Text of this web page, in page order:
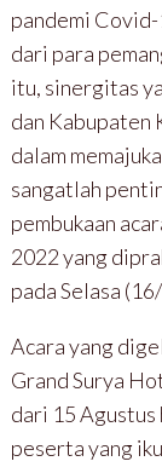
pandemi
dari para
itu, sinergitas
dan Kabupaten
dalam
sangatlah
pembukaan
2022 yang
pada Selasa
Acara yang
Grand Surya
dari 15 Agustus
peserta yang